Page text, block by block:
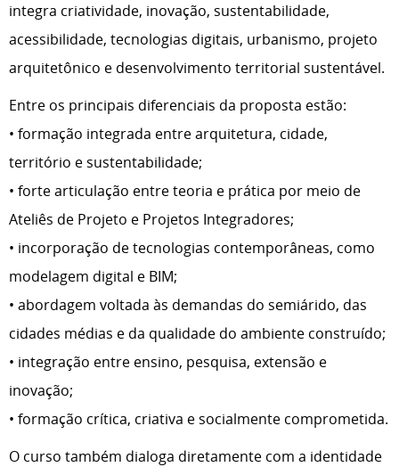
integra criatividade, inovação, sustentabilidade,
acessibilidade, tecnologias digitais, urbanismo, projeto
arquitetônico e desenvolvimento territorial sustentável.
Entre os principais diferenciais da proposta estão:
• formação integrada entre arquitetura, cidade,
território e sustentabilidade;
• forte articulação entre teoria e prática por meio de
Ateliês de Projeto e Projetos Integradores;
• incorporação de tecnologias contemporâneas, como
modelagem digital e BIM;
• abordagem voltada às demandas do semiárido, das
cidades médias e da qualidade do ambiente construído;
• integração entre ensino, pesquisa, extensão e
inovação;
• formação crítica, criativa e socialmente comprometida.
O curso também dialoga diretamente com a identidade